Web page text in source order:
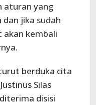
aturan yang
jika sudah
akan kembali
berduka cita
Silas
disisi